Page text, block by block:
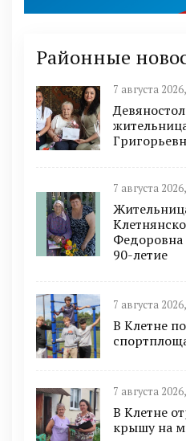
Районные
7 августа
7 августа
Федоровна
90-летие
7 августа
В Клетне
7 августа
В Клетне
крышу на